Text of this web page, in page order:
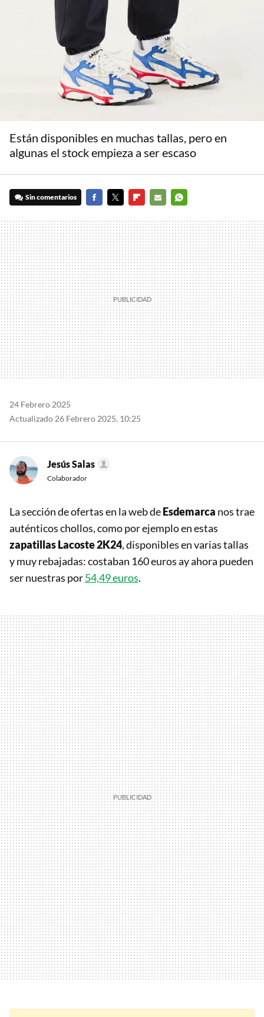
Están disponibles en muchas tallas, pero en
algunas el stock empieza a ser escaso
Sin comentarios
MAIL
24 Febrero 2025
Actualizado 26 Febrero 2025, 10:25
Jesús Salas
Colaborador
La sección de ofertas en la web deEsdemarca nos trae
auténticos chollos, como por ejemplo en estas
zapatillas Lacoste 2K24, disponibles en varias tallas
y muy rebajadas: costaban 160 euros ay ahora pueden
ser nuestras por54,49 euros.